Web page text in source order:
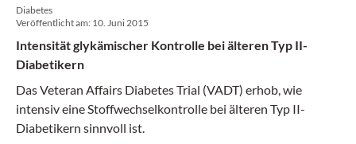
Diabetes
Veröffentlicht am: 10. Juni 2015
Intensität glykämischer Kontrolle bei älteren Typ II-
Diabetikern
Das Veteran Affairs Diabetes Trial (VADT) erhob, wie
intensiv eine Stoffwechselkontrolle bei älteren Typ II-
Diabetikern sinnvoll ist.